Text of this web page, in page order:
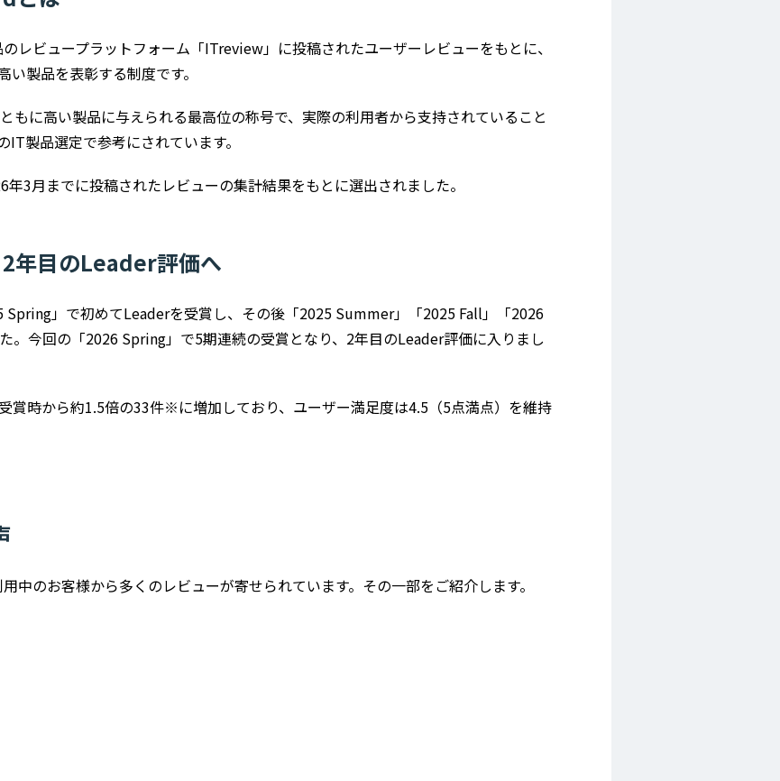
レビュープラットフォーム「ITreview」に投稿されたユーザーレビューをもとに、
製品を表彰する制度です。
もに高い製品に与えられる最高位の称号で、実際の利用者から支持されていること
製品選定で参考にされています。
3月までに投稿されたレビューの集計結果をもとに選出されました。
年目のLeader評価へ
Spring」で初めてLeaderを受賞し、その後「2025 Summer」「2025 Fall」「2026
。今回の「2026 Spring」で5期連続の受賞となり、2年目のLeader評価に入りまし
賞時から約1.5倍の33件※に増加しており、ユーザー満足度は4.5（5点満点）を維持
中のお客様から多くのレビューが寄せられています。その一部をご紹介します。